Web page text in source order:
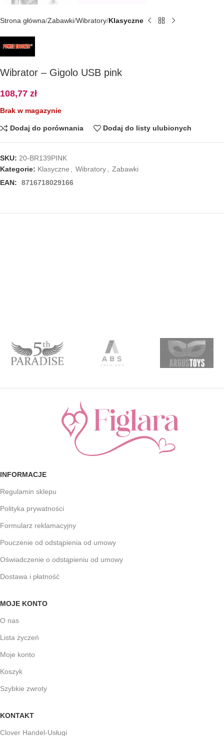
Strona główna Zabawki Wibratory Klasyczne
Wibrator – Gigolo USB pink
108,77 zł
Brak w magazynie
Dodaj do porównania Dodaj do listy ulubionych
SKU: 20-BR139PINK
Kategorie: Klasyczne Wibratory
Zabawki
EAN:
8716718029166
INFORMACJE
Regulamin sklepu
Polityka prywatności
Formularz reklamacyjny
Pouczenie od odstąpienia od umowy
Oświadczenie o odstąpieniu od umowy
Dostawa i płatność
MOJE KONTO
O nas
Lista życzeń
Moje konto
Koszyk
Szybkie zwroty
KONTAKT
Clover Handel-Usługi